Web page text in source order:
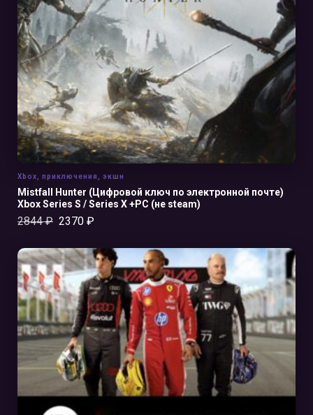
В КОРЗИНУ
Mistfall Hunter (Цифровой ключ по электронной почте)
Xbox Series S / Series X +PC (не steam)
2844₽ 2370 ₽
Xbox приключения экшн
В КОРЗИНУ